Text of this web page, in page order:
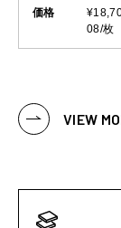
価格
08/枚
VIEW